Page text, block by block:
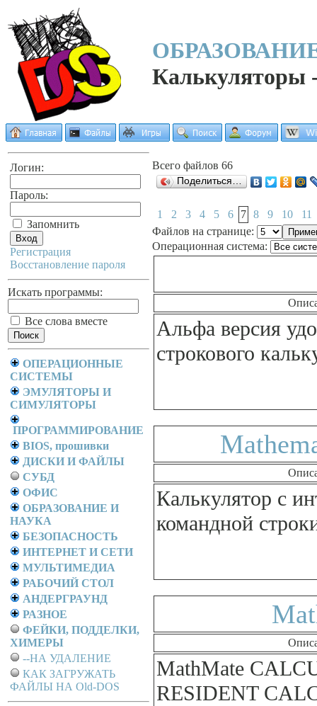
Калькуляторы
Логин:
Пароль:
Запомнить
Регистрация
Восстановление пароля
Искать программы:
Все слова вместе
ОПЕРАЦИОННЫЕ
СИСТЕМЫ
ЭМУЛЯТОРЫ И
СИМУЛЯТОРЫ
ПРОГРАММИРОВАНИЕ
BIOS, прошивки
ДИСКИ И ФАЙЛЫ
СУБД
ОФИС
ОБРАЗОВАНИЕ И
НАУКА
БЕЗОПАСНОСТЬ
ИНТЕРНЕТ И СЕТИ
МУЛЬТИМЕДИА
РАБОЧИЙ СТОЛ
АНДЕРГРАУНД
РАЗНОЕ
ФЕЙКИ, ПОДДЕЛКИ,
ХИМЕРЫ
--НА УДАЛЕНИЕ
КАК ЗАГРУЖАТЬ
ФАЙЛЫ НА Old-DOS
Всего файлов 66
Поделиться…
1 2 3 4 5 6 7 8 9 10
11
Файлов на странице:
Операционная система:
Альфа версия
строкового
Калькулятор с
командной
MathMate
RESIDENT